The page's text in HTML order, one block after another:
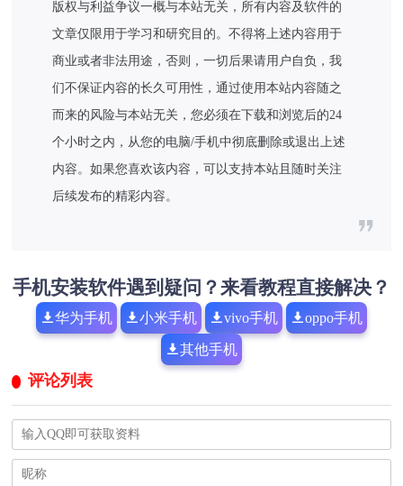
版权与利益争议一概与本站无关，所有内容及软件的
文章仅限用于学习和研究目的。不得将上述内容用于
商业或者非法用途，否则，一切后果请用户自负，我
们不保证内容的长久可用性，通过使用本站内容随之
而来的风险与本站无关，您必须在下载和浏览后的24
个小时之内，从您的电脑/手机中彻底删除或退出上述
内容。如果您喜欢该内容，可以支持本站且随时关注
后续发布的精彩内容。
手机安装软件遇到疑问？来看教程直接解决？
华为手机 小米手机 vivo手机 oppo手机
其他手机
评论列表